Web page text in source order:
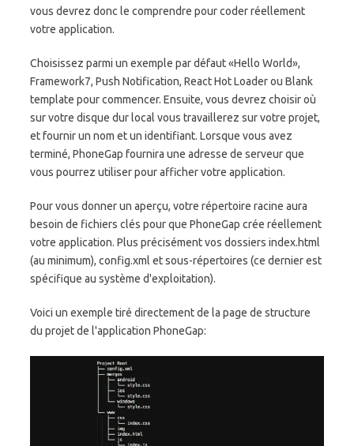
vous devrez donc le comprendre pour coder réellement
votre application.
Choisissez parmi un exemple par défaut «Hello World»,
Framework7, Push Notification, React Hot Loader ou Blank
template pour commencer. Ensuite, vous devrez choisir où
sur votre disque dur local vous travaillerez sur votre projet,
et fournir un nom et un identifiant. Lorsque vous avez
terminé, PhoneGap fournira une adresse de serveur que
vous pourrez utiliser pour afficher votre application.
Pour vous donner un aperçu, votre répertoire racine aura
besoin de fichiers clés pour que PhoneGap crée réellement
votre application. Plus précisément vos dossiers index.html
(au minimum), config.xml et sous-répertoires (ce dernier est
spécifique au système d'exploitation).
Voici un exemple tiré directement de la page de structure
du projet de l'application PhoneGap: